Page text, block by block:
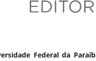
Federal da